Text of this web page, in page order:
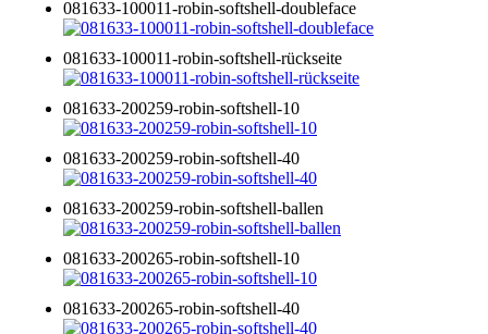
081633-100011-robin-softshell-doubleface
081633-100011-robin-softshell-rückseite
081633-200259-robin-softshell-10
081633-200259-robin-softshell-40
081633-200259-robin-softshell-ballen
081633-200265-robin-softshell-10
081633-200265-robin-softshell-40